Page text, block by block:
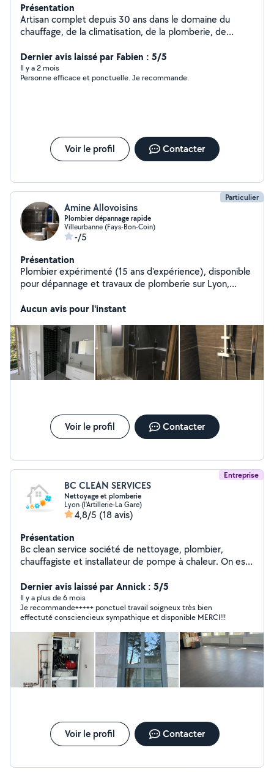
Présentation
Artisan complet depuis 30 ans dans le domaine du
chauffage, de la climatisation, de la plomberie, de
Dernier avis laissé par Fabien : 5/5
Il y a 2 mois
Personne efficace et ponctuelle. Je recommande.
Voir le profil Contacter
Particulier
Amine Allovoisins
Plombier dépannage rapide
Villeurbanne (Fays-Bon-Coin)
-/5
Présentation
Plombier expérimenté (15 ans d'expérience), disponible
pour dépannage et travaux de plomberie sur Lyon,
interventions rapides et efficaces : réparation fuite
eau robinetterie / sanitaire rénovation salle de bain
petits et moyens travaux Travail propre, sérieux et
professionnel. Intervention possible rapidement selon
disponibilité. Je répond uniquement aux demandes
sérieuses avec description du problème.
Aucun avis pour l'instant
Voir le profil Contacter
Entreprise
BC CLEAN SERVICES
Nettoyage et plomberie
Lyon (l'Artillerie-La Gare)
4,8/5 (18 avis)
Présentation
Bc clean service société de nettoyage, plombier,
chauffagiste et installateur de pompe à chaleur. On est
dispose des équipes différentes dans chaque secteur
d'activité diplômé et expérimenté. N'hésitez pas à nous
contacter. Nous sommes réactif de répondre à vos
questions et à résoudre le plus rapidement possible vos
demandes.
Dernier avis laissé par Annick : 5/5
Il y a plus de 6 mois
Je recommande+++++ ponctuel travail soigneux très bien
effectuté consciencieux sympathique et disponible MERCI!!!
Voir le profil Contacter